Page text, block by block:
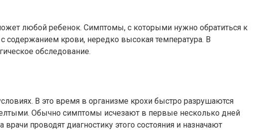
любой ребенок. Симптомы, с которыми нужно обратиться к
содержанием крови, нередко высокая температура. В
обследование.
В это время в организме крохи быстро разрушаются
Обычно симптомы исчезают в первые несколько дней
проводят диагностику этого состояния и назначают